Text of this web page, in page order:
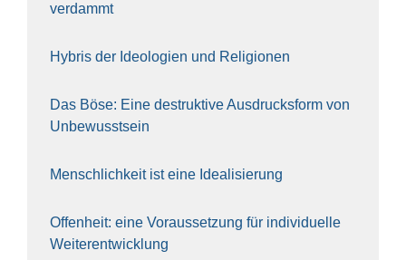
ver­dammt
Hybris der Ideo­lo­gien und Reli­gio­nen
Das Böse: Eine destruk­ti­ve Aus­drucks­form von
Unbe­wusst­sein
Mensch­lich­keit ist eine Idea­li­sie­rung
Offen­heit: eine Vor­aus­set­zung für indi­vi­du­el­le
Wei­ter­ent­wick­lung